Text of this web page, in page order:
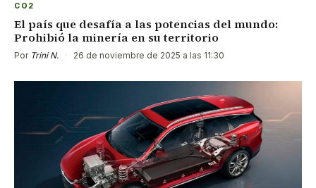
CO2
El país que desafía a las potencias del mundo:
Prohibió la minería en su territorio
Por Trini N. · 26 de noviembre de 2025 a las 11:30